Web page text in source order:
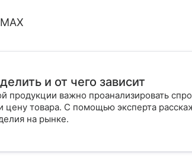
и от чего зависит
продукции важно проанализировать
цену товара. С помощью эксперта
на рынке.